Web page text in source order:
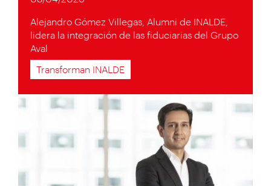
Alejandro Gómez Villegas, Alumni de INALDE,
lidera la integración de las fiduciarias del Grupo
Aval
Transforman INALDE